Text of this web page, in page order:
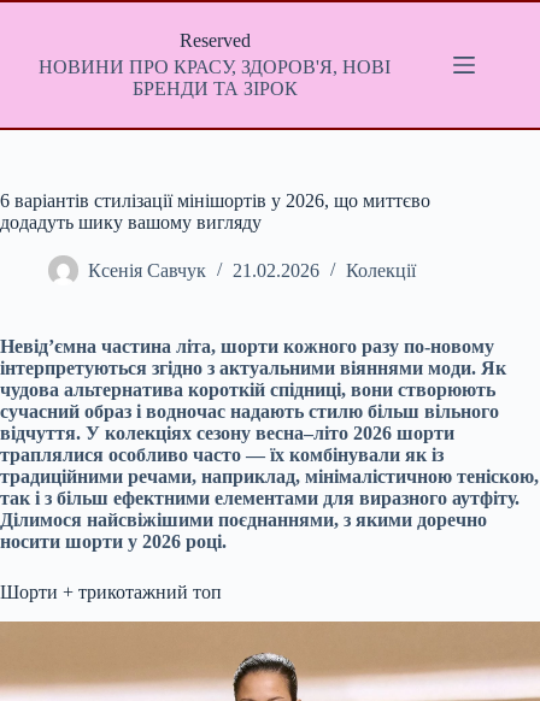
Перейти
Reserved
НОВИНИ ПРО КРАСУ, ЗДОРОВ'Я, НОВІ
БРЕНДИ ТА ЗІРОК
6 варіантів стилізації мінішортів у 2026, що миттєво
додадуть шику вашому вигляду
Ксенія Савчук 21.02.2026 Колекції
Невід’ємна частина літа, шорти кожного разу по-новому
інтерпретуються згідно з актуальними віяннями моди. Як
чудова альтернатива короткій спідниці, вони створюють
сучасний образ і водночас надають стилю більш вільного
відчуття. У колекціях сезону весна–літо 2026 шорти
траплялися особливо часто — їх комбінували як із
традиційними речами, наприклад, мінімалістичною теніскою,
так і з більш ефектними елементами для виразного аутфіту.
Ділимося найсвіжішими поєднаннями, з якими доречно
носити шорти у 2026 році.
Шорти + трикотажний топ